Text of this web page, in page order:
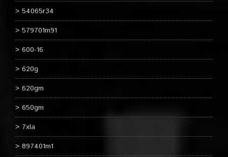
54065r34
579701m91
600-16
620g
620gm
650gm
7xla
897401m1